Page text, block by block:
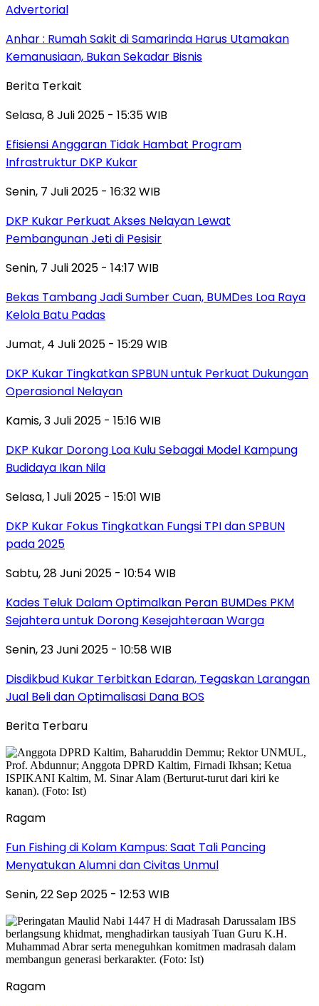
Advertorial
Anhar : Rumah Sakit di Samarinda Harus Utamakan
Kemanusiaan, Bukan Sekadar Bisnis
Berita Terkait
Selasa, 8 Juli 2025 - 15:35 WIB
Efisiensi Anggaran Tidak Hambat Program
Infrastruktur DKP Kukar
Senin, 7 Juli 2025 - 16:32 WIB
DKP Kukar Perkuat Akses Nelayan Lewat
Pembangunan Jeti di Pesisir
Senin, 7 Juli 2025 - 14:17 WIB
Bekas Tambang Jadi Sumber Cuan, BUMDes Loa Raya
Kelola Batu Padas
Jumat, 4 Juli 2025 - 15:29 WIB
DKP Kukar Tingkatkan SPBUN untuk Perkuat Dukungan
Operasional Nelayan
Kamis, 3 Juli 2025 - 15:16 WIB
DKP Kukar Dorong Loa Kulu Sebagai Model Kampung
Budidaya Ikan Nila
Selasa, 1 Juli 2025 - 15:01 WIB
DKP Kukar Fokus Tingkatkan Fungsi TPI dan SPBUN
pada 2025
Sabtu, 28 Juni 2025 - 10:54 WIB
Kades Teluk Dalam Optimalkan Peran BUMDes PKM
Sejahtera untuk Dorong Kesejahteraan Warga
Senin, 23 Juni 2025 - 10:58 WIB
Disdikbud Kukar Terbitkan Edaran, Tegaskan Larangan
Jual Beli dan Optimalisasi Dana BOS
Berita Terbaru
Ragam
Fun Fishing di Kolam Kampus: Saat Tali Pancing
Menyatukan Alumni dan Civitas Unmul
Senin, 22 Sep 2025 - 12:53 WIB
Ragam